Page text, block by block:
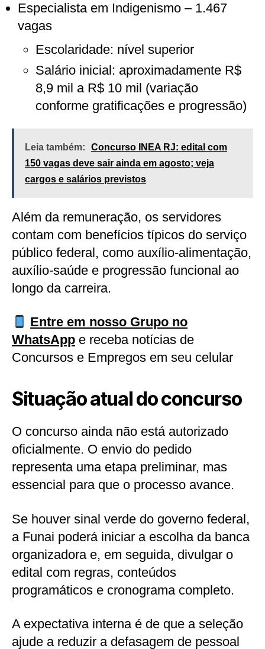
Especialista em Indigenismo – 1.467
vagas
Escolaridade: nível superior
Salário inicial: aproximadamente R$
8,9 mil a R$ 10 mil (variação
conforme gratificações e progressão)
Leia também:
Concurso INEA RJ: edital com
150 vagas deve sair ainda em agosto; veja
cargos e salários previstos
Além da remuneração, os servidores
contam com benefícios típicos do serviço
público federal, como auxílio-alimentação,
auxílio-saúde e progressão funcional ao
longo da carreira.
Entre em nosso Grupo no
WhatsApp e receba notícias de
Concursos e Empregos em seu celular
Situação atual do concurso
O concurso ainda não está autorizado
oficialmente. O envio do pedido
representa uma etapa preliminar, mas
essencial para que o processo avance.
Se houver sinal verde do governo federal,
a Funai poderá iniciar a escolha da banca
organizadora e, em seguida, divulgar o
edital com regras, conteúdos
programáticos e cronograma completo.
A expectativa interna é de que a seleção
ajude a reduzir a defasagem de pessoal